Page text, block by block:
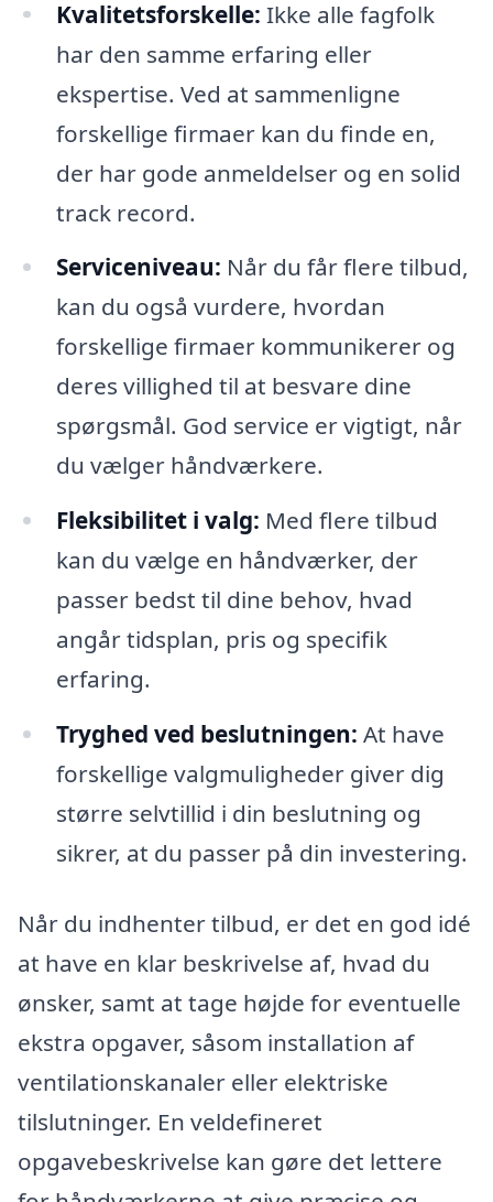
Kvalitetsforskelle: Ikke alle fagfolk
har den samme erfaring eller
ekspertise. Ved at sammenligne
forskellige firmaer kan du finde en,
der har gode anmeldelser og en solid
track record.
Serviceniveau: Når du får flere tilbud,
kan du også vurdere, hvordan
forskellige firmaer kommunikerer og
deres villighed til at besvare dine
spørgsmål. God service er vigtigt, når
du vælger håndværkere.
Fleksibilitet i valg: Med flere tilbud
kan du vælge en håndværker, der
passer bedst til dine behov, hvad
angår tidsplan, pris og specifik
erfaring.
Tryghed ved beslutningen: At have
forskellige valgmuligheder giver dig
større selvtillid i din beslutning og
sikrer, at du passer på din investering.
Når du indhenter tilbud, er det en god idé
at have en klar beskrivelse af, hvad du
ønsker, samt at tage højde for eventuelle
ekstra opgaver, såsom installation af
ventilationskanaler eller elektriske
tilslutninger. En veldefineret
opgavebeskrivelse kan gøre det lettere